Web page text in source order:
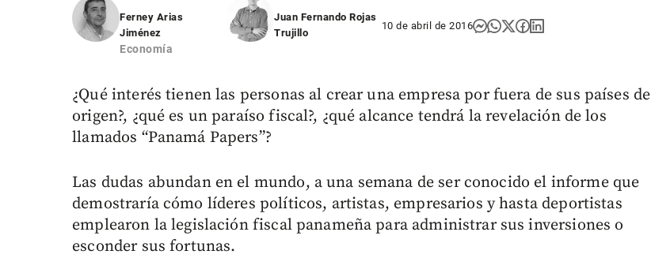
Ferney Arias
Jiménez
Economía
Juan Fernando Rojas
Trujillo
10 de abril de 2016
¿Qué interés tienen las personas al crear una empresa por fuera de sus países de
origen?, ¿qué es un paraíso fiscal?, ¿qué alcance tendrá la revelación de los
llamados “Panamá Papers”?
Las dudas abundan en el mundo, a una semana de ser conocido el informe que
demostraría cómo líderes políticos, artistas, empresarios y hasta deportistas
emplearon la legislación fiscal panameña para administrar sus inversiones o
esconder sus fortunas.